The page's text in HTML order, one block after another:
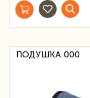
ПОДУШКА 000